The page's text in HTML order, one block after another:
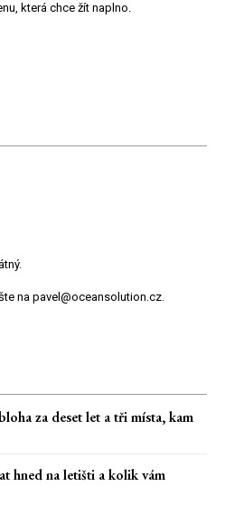
která chce žít naplno.
na pavel@oceansolution.cz.
za deset let a tři místa, kam
hned na letišti a kolik vám